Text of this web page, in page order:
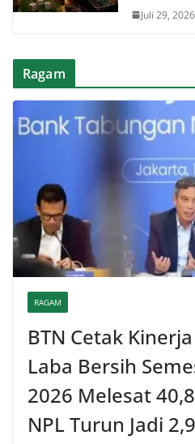
Juli 29, 2026
Ragam
RAGAM
BTN Cetak
Laba Bersih
2026 Melesat
NPL Turun Jadi